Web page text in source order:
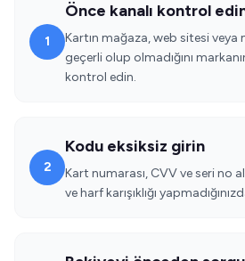
1
Önce kanalı kontrol
Kartın mağaza, web sitesi
geçerli olup olmadığını
kontrol edin.
2
Kodu eksiksiz girin
Kart numarası, CVV ve seri no
ve harf karışıklığı